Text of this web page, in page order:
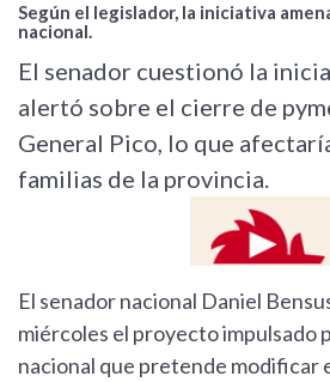
Según el legislador, la iniciativa
nacional.
El senador cuestionó la
alertó sobre el cierre de
General Pico, lo que
familias de la provincia.
El senador nacional Daniel
miércoles el proyecto impulsado
nacional que pretende modificar